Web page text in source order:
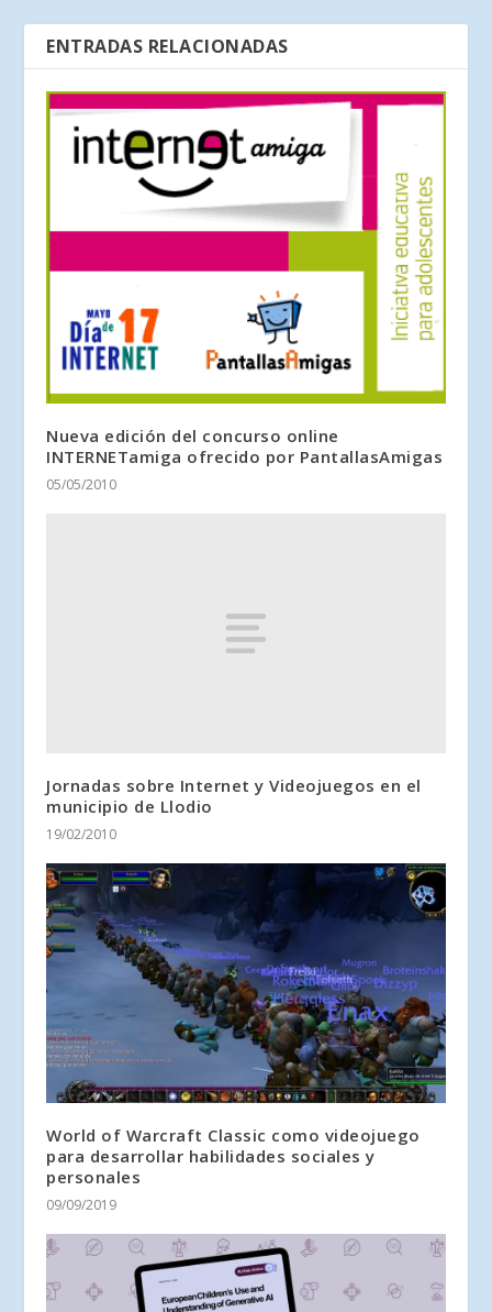
ENTRADAS RELACIONADAS
Nueva edición del concurso online
INTERNETamiga ofrecido por PantallasAmigas
05/05/2010
Jornadas sobre Internet y Videojuegos en el
municipio de Llodio
19/02/2010
World of Warcraft Classic como videojuego
para desarrollar habilidades sociales y
personales
09/09/2019